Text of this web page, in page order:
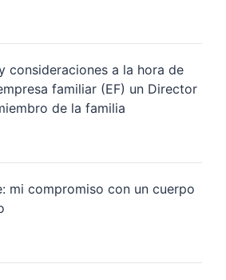
consideraciones a la hora de
familiar (EF) un Director
de la familia
mi compromiso con un cuerpo